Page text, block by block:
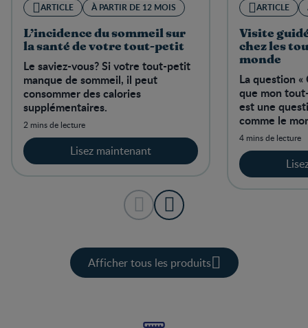
ARTICLE À PARTIR DE 12 MOIS
L’incidence du sommeil sur
la santé de votre tout-petit
Le saviez-vous? Si votre tout-petit
manque de sommeil, il peut
consommer des calories
supplémentaires.
2 mins de lecture
Lisez maintenant
ARTICLE
Visite
chez les
monde
La question
que mon
est une
comme le
4 mins de lecture
Afficher tous les produits